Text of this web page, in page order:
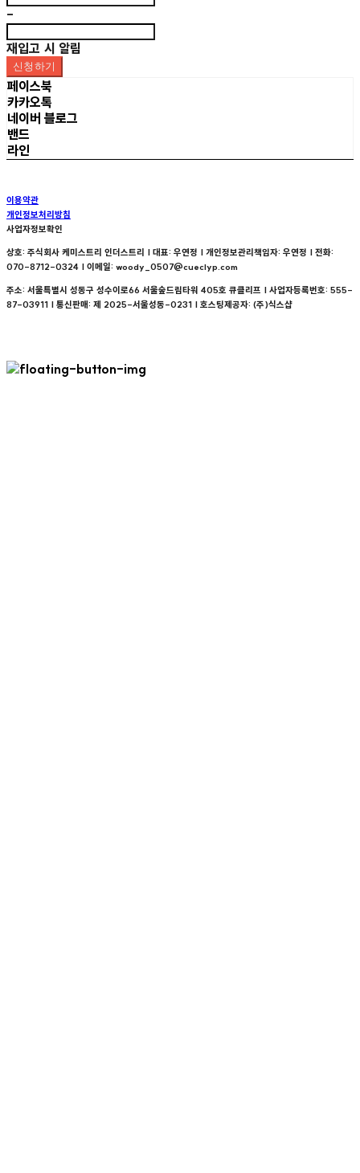
-
재입고 시 알림
신청하기
페이스북
카카오톡
네이버 블로그
밴드
라인
이용약관
개인정보처리방침
사업자정보확인
상호: 주식회사 케미스트리 인더스트리 | 대표: 우연정 | 개인정보관리책임자: 우연정 | 전화:
070-8712-0324 | 이메일: woody_0507@cueclyp.com
주소: 서울특별시 성동구 성수이로66 서울숲드림타워 405호 큐클리프 | 사업자등록번호: 555-
87-03911 | 통신판매: 제 2025-서울성동-0231 | 호스팅제공자: (주)식스샵